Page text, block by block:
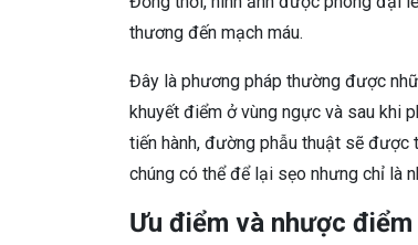
thương đến mạch máu.
Đây là phương pháp thường được
khuyết điểm ở vùng ngực và sau khi
tiến hành, đường phẫu thuật sẽ
chúng có thể để lại sẹo nhưng chỉ là
Ưu điểm và nhược